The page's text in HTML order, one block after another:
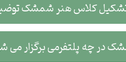
تشکیل کلاس هنر شمشک
در چه پلتفرمی برگزار می